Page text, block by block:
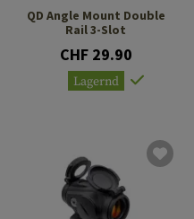
QD Angle Mount Double
Rail 3-Slot
CHF 29.90
Lagernd